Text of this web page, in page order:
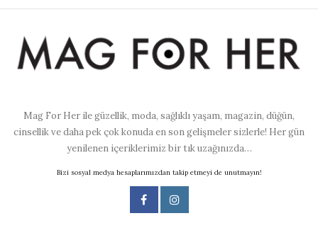
Mag For Her ile güzellik, moda, sağlıklı yaşam, magazin, düğün,
cinsellik ve daha pek çok konuda en son gelişmeler sizlerle! Her gün
yenilenen içeriklerimiz bir tık uzağınızda…
Bizi sosyal medya hesaplarımızdan takip etmeyi de unutmayın!